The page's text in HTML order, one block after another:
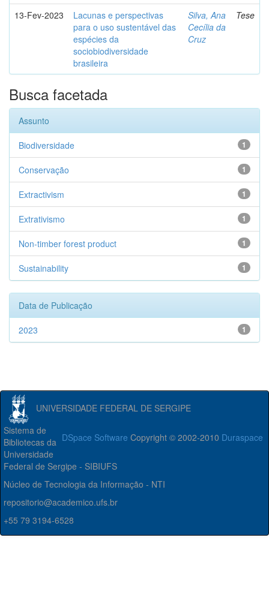
13-Fev-2023
Lacunas e perspectivas
para o uso sustentável das
espécies da
sociobiodiversidade
brasileira
Silva, Ana
Cecília da
Cruz
Tese
Busca facetada
Assunto
1
Biodiversidade
1
Conservação
1
Extractivism
1
Extrativismo
1
Non-timber forest product
1
Sustainability
Data de Publicação
1
2023
UNIVERSIDADE FEDERAL DE SERGIPE
DSpace Software Copyright © 2002-2010 Duraspace
Sistema de
Bibliotecas da
Universidade
Federal de Sergipe - SIBIUFS
Núcleo de Tecnologia da Informação - NTI
repositorio@academico.ufs.br
+55 79 3194-6528